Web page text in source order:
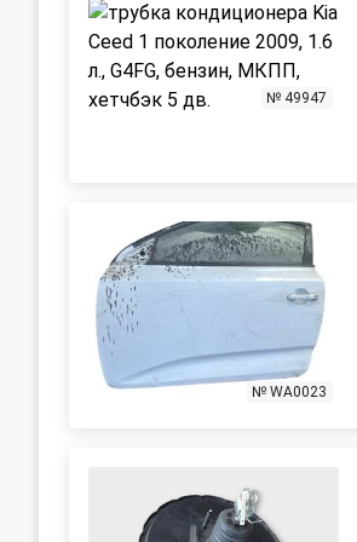
№ 49947
№ WA0023